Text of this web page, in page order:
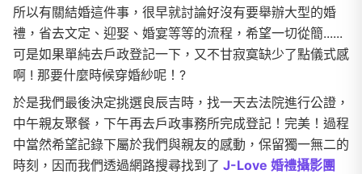
所以有關結婚這件事，很早就討論好沒有要舉辦大型的婚
禮，省去文定、迎娶、婚宴等等的流程，希望一切從簡......
可是如果單純去戶政登記一下，又不甘寂寞缺少了點儀式感
啊 ! 那要什麼時候穿婚紗呢！?
於是我們最後決定挑選良辰吉時，找一天去法院進行公證，
中午親友聚餐，下午再去戶政事務所完成登記！完美！過程
中當然希望記錄下屬於我們與親友的感動，保留獨一無二的
時刻，因而我們透過網路搜尋找到了 J-Love 婚禮攝影團